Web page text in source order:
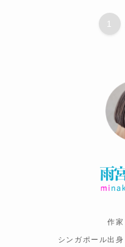
1
作
シンガポール出